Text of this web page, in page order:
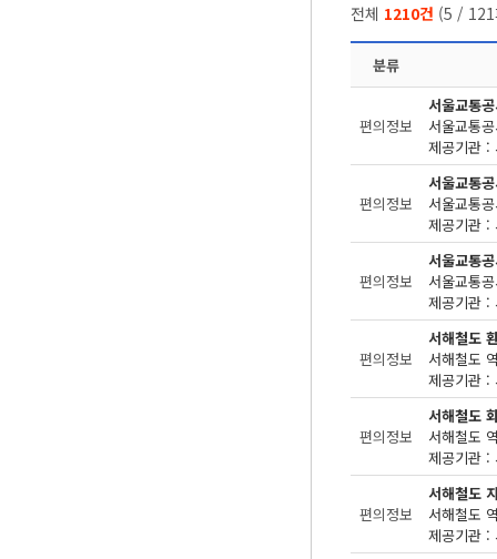
전체 1210건 (5 / 121
분류
편의정보
서울교통
제공기관 :
편의정보
서울교통
제공기관 :
편의정보
서울교통
제공기관 :
편의정보
서해철도
제공기관 :
편의정보
서해철도
제공기관 :
편의정보
서해철도
제공기관 :